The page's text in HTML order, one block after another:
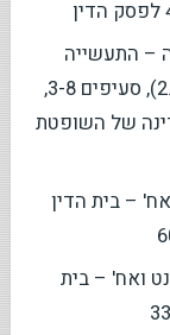
מלכה – התעשייה
האווירית לישראל בע"מ (2.8.2013), סעיפים 3-8,
46-59 לפסק דינה של השופטת
ניב ואח' – בית הדין
אפרים רקנט ואח' – בית